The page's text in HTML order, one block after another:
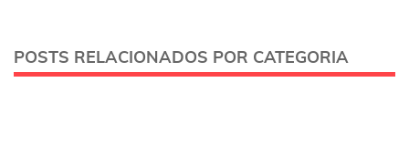
POSTS RELACIONADOS POR CATEGORIA